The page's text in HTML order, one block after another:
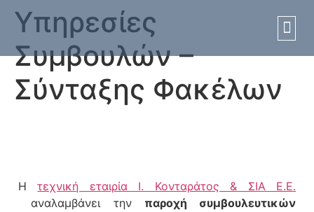
Υπηρεσίες
Συμβουλών –
Σύνταξης Φακέλων
Ητεχνική εταιρία Ι. Κονταράτος & ΣΙΑ Ε.Ε.
αναλαμβάνει την παροχή συμβουλευτικών